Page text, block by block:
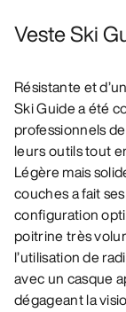
Veste Ski
Résistante et
Ski Guide a été
professionnels
leurs outils tout
Légère mais
couches a fait
configuration
poitrine très
l’utilisation de
avec un casque
dégageant la